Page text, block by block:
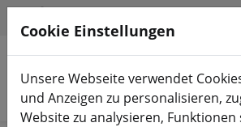
Produkte suchen
Cookie Einstellungen
Unsere Webseite verwendet
und Anzeigen zu personalisieren,
Website zu analysieren, Funktionen